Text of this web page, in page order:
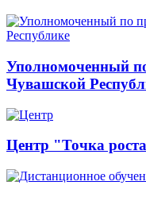
Уполномоченный
Чувашской
Центр "Точка